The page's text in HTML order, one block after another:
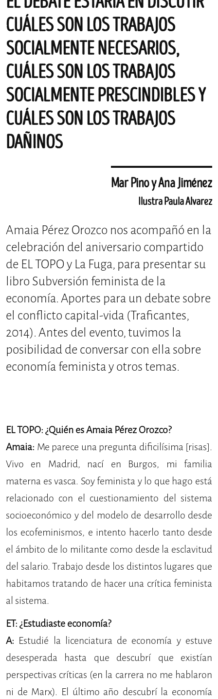
CUÁLES SON LOS TRABAJOS
SOCIALMENTE NECESARIOS,
CUÁLES SON LOS TRABAJOS
SOCIALMENTE PRESCINDIBLES Y
CUÁLES SON LOS TRABAJOS
DAÑINOS
Mar Pino y Ana Jiménez
Ilustra Paula Alvarez
Amaia Pérez Orozco nos acompañó en la
celebración del aniversario compartido
de EL TOPO y La Fuga, para presentar su
libro Subversión feminista de la
economía. Aportes para un debate sobre
el conflicto capital-vida (Traficantes,
2014). Antes del evento, tuvimos la
posibilidad de conversar con ella sobre
economía feminista y otros temas.
EL TOPO: ¿Quién es Amaia Pérez Orozco?
Amaia: Me parece una pregunta dificilísima [risas].
Vivo en Madrid, nací en Burgos, mi familia
materna es vasca. Soy feminista y lo que hago está
relacionado con el cuestionamiento del sistema
socioeconómico y del modelo de desarrollo desde
los ecofeminismos, e intento hacerlo tanto desde
el ámbito de lo militante como desde la esclavitud
del salario. Trabajo desde los distintos lugares que
habitamos tratando de hacer una crítica feminista
al sistema.
ET: ¿Estudiaste economía?
A: Estudié la licenciatura de economía y estuve
desesperada hasta que descubrí que existían
perspectivas críticas (en la carrera no me hablaron
ni de Marx). El último año descubrí la economía